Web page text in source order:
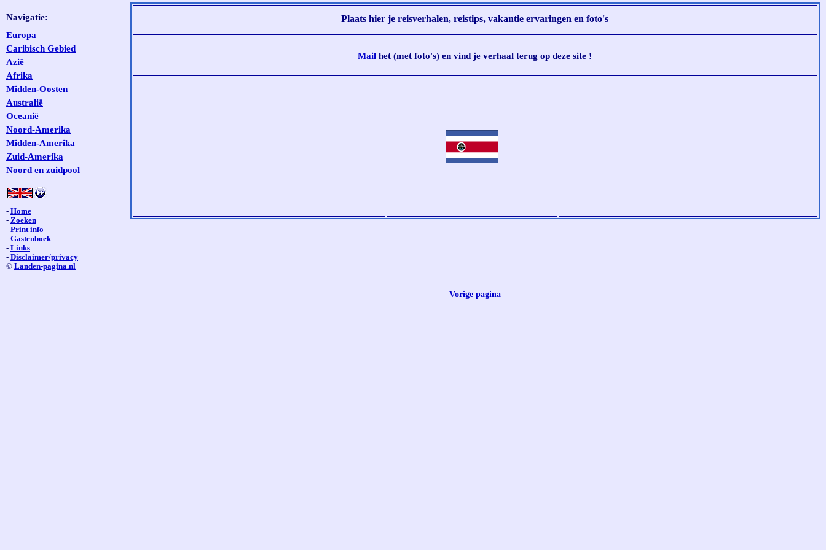
Plaats hier je reisverhalen, reistips, vakantie ervaringen en foto's
Mail het (met foto's) en vind je verhaal terug op deze site !
Vorige pagina
Navigatie:
Europa
Caribisch Gebied
Azië
Afrika
Midden-Oosten
Australië
Oceanië
Noord-Amerika
Midden-Amerika
Zuid-Amerika
Noord en zuidpool
- Home
- Zoeken
- Print info
- Gastenboek
- Links
- Disclaimer/privacy
© Landen-pagina.nl